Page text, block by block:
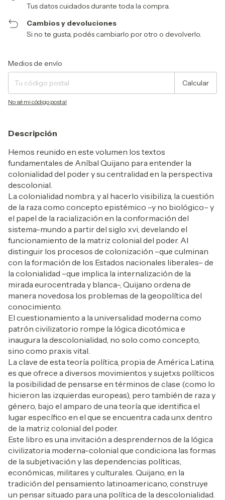
Tus datos cuidados durante toda la compra.
Cambios y devoluciones
Si no te gusta, podés cambiarlo por otro o devolverlo.
Entregas para el CP:
Medios de envío
Calcular
No sé mi código postal
Descripción
Hemos reunido en este volumen los textos
fundamentales de Aníbal Quijano para entender la
colonialidad del poder y su centralidad en la perspectiva
descolonial.
La colonialidad nombra, y al hacerlo visibiliza, la cuestión
de la raza como concepto epistémico –y no biológico– y
el papel de la racialización en la conformación del
sistema-mundo a partir del siglo xvi, develando el
funcionamiento de la matriz colonial del poder. Al
distinguir los procesos de colonización –que culminan
con la formación de los Estados nacionales liberales– de
la colonialidad –que implica la internalización de la
mirada eurocentrada y blanca–, Quijano ordena de
manera novedosa los problemas de la geopolítica del
conocimiento.
El cuestionamiento a la universalidad moderna como
patrón civilizatorio rompe la lógica dicotómica e
inaugura la descolonialidad, no solo como concepto,
sino como praxis vital.
La clave de esta teoría política, propia de América Latina,
es que ofrece a diversos movimientos y sujetxs políticos
la posibilidad de pensarse en términos de clase (como lo
hicieron las izquierdas europeas), pero también de raza y
género, bajo el amparo de una teoría que identifica el
lugar específico en el que se encuentra cada unx dentro
de la matriz colonial del poder.
Este libro es una invitación a desprendernos de la lógica
civilizatoria moderna-colonial que condiciona las formas
de la subjetivación y las dependencias políticas,
económicas, militares y culturales. Quijano, en la
tradición del pensamiento latinoamericano, construye
un pensar situado para una política de la descolonialidad.